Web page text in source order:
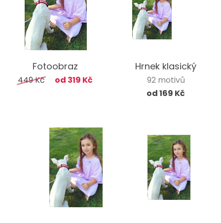
Fotoobraz
449 Kč od 319 Kč
Hrnek klasický
92 motivů
od 169 Kč